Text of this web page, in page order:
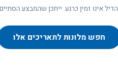
הדיל אינו זמין כרגע. ייתכן שהמבצע
חפש מלונות לתאריכים אלו